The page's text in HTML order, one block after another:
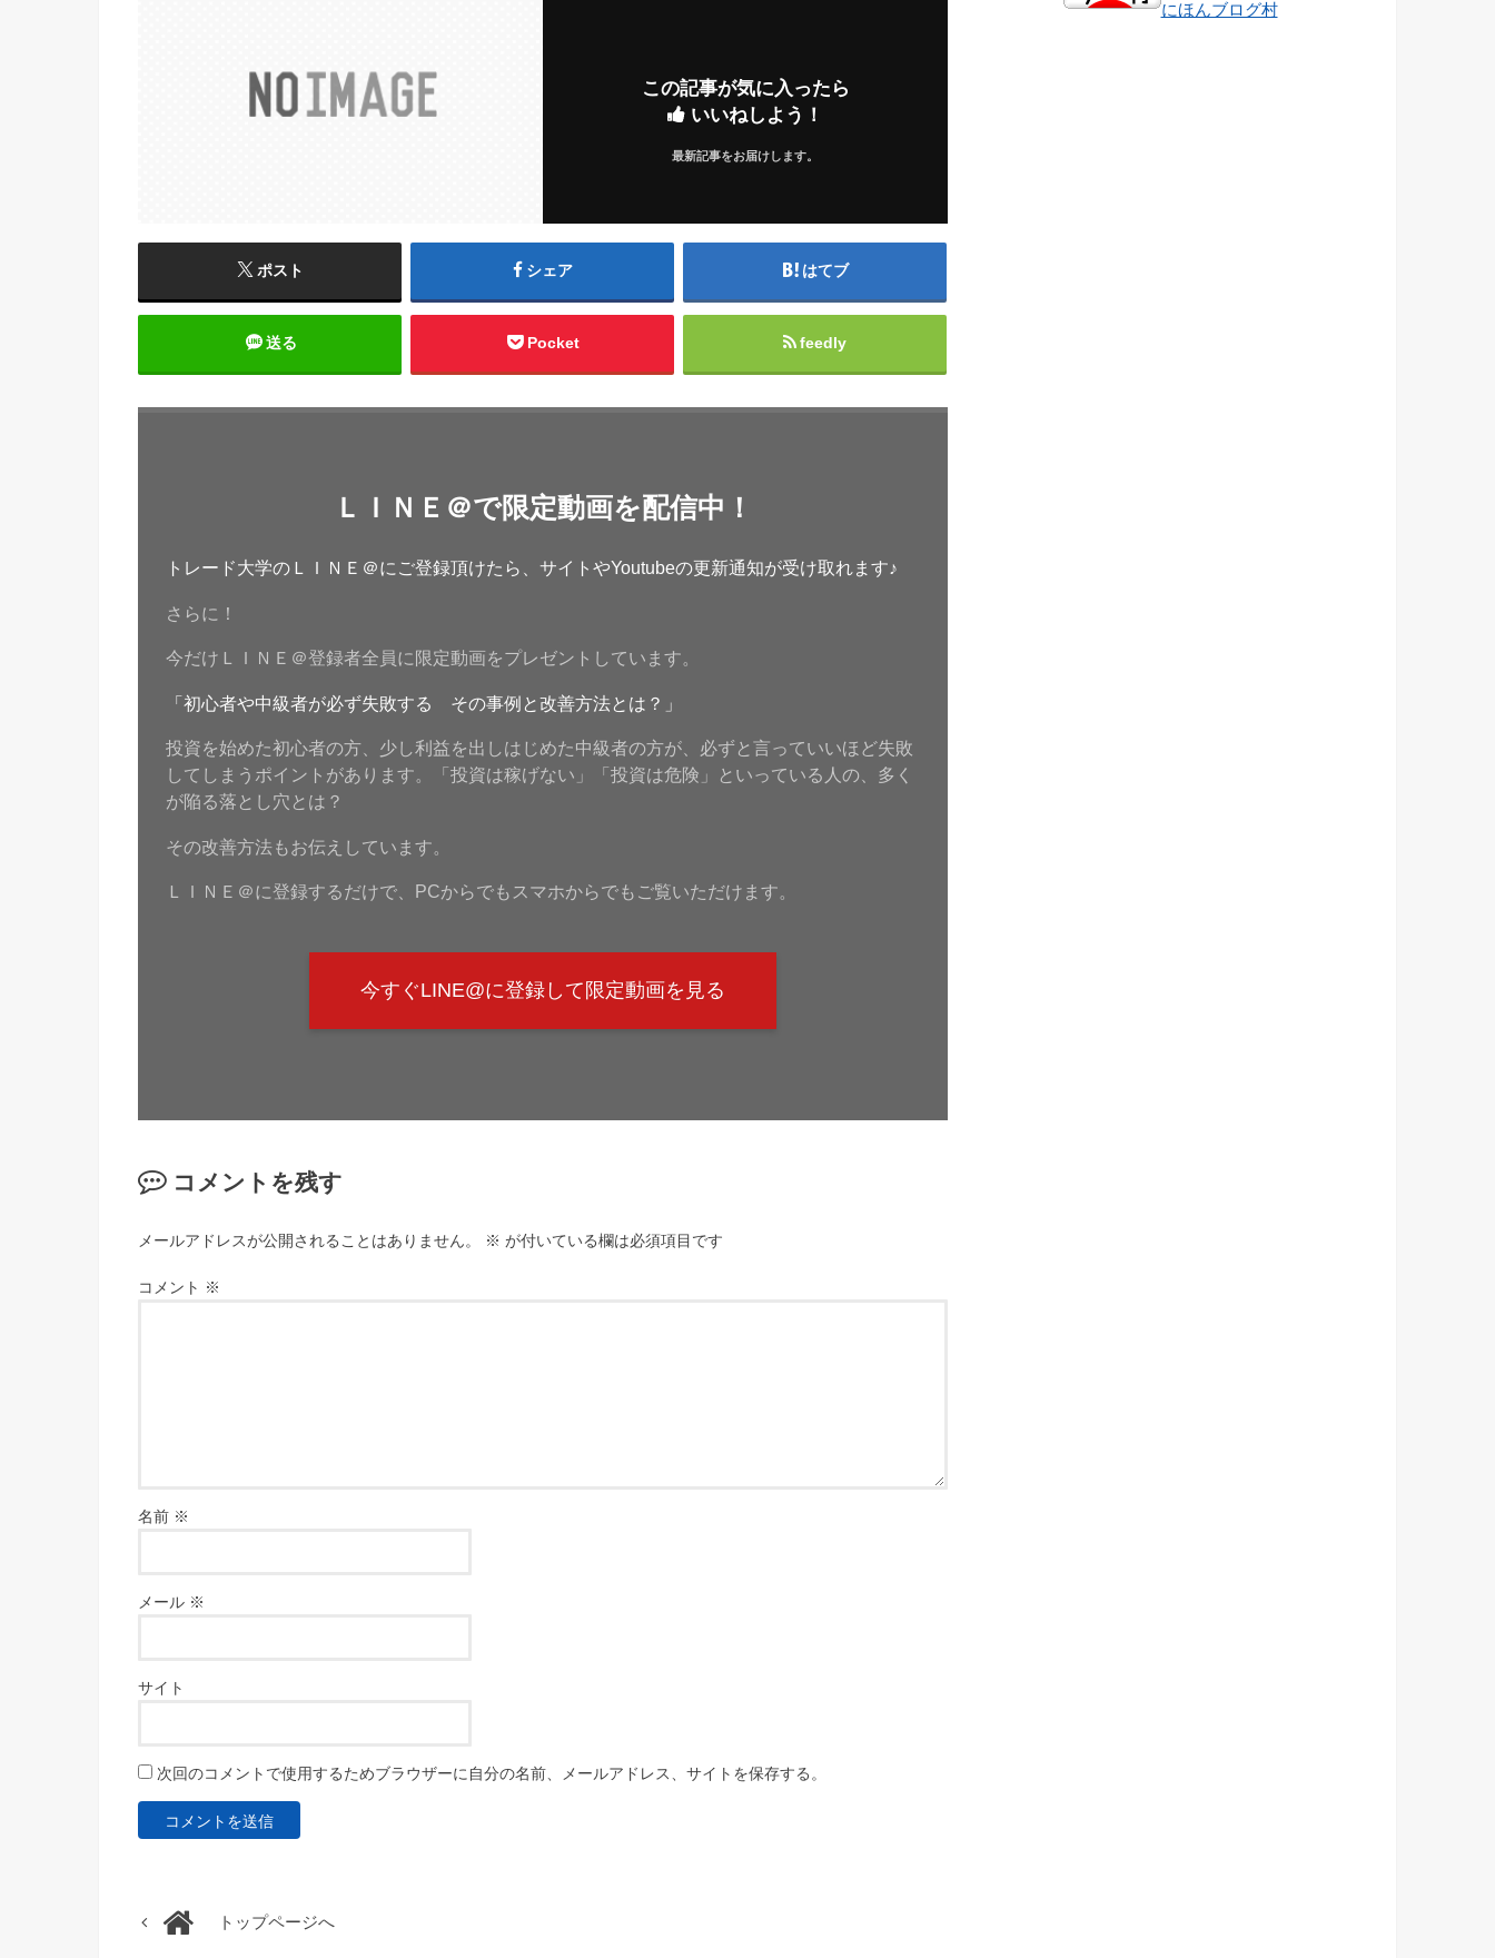
この記事が気に入ったら
いいねしよう！
最新記事をお届けします。
ポスト シェア はてブ
送る Pocket feedly
ＬＩＮＥ＠で限定動画を配信中！
トレード大学のＬＩＮＥ＠にご登録頂けたら、サイトやYoutubeの更新通知が受け取れます♪
さらに！
今だけＬＩＮＥ＠登録者全員に限定動画をプレゼントしています。
「初心者や中級者が必ず失敗する その事例と改善方法とは？」
投資を始めた初心者の方、少し利益を出しはじめた中級者の方が、必ずと言っていいほど失敗
してしまうポイントがあります。「投資は稼げない」「投資は危険」といっている人の、多く
が陥る落とし穴とは？
その改善方法もお伝えしています。
ＬＩＮＥ＠に登録するだけで、PCからでもスマホからでもご覧いただけます。
今すぐLINE@に登録して限定動画を見る
コメントを残す
メールアドレスが公開されることはありません。 ※ が付いている欄は必須項目です
コメント ※
名前 ※
メール ※
サイト
次回のコメントで使用するためブラウザーに自分の名前、メールアドレス、サイトを保存する。
トップページへ
にほんブログ村